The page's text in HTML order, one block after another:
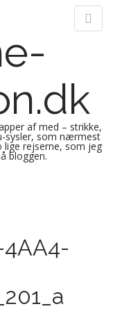
af med – strikke,
sysler, som nærmest
rejserne, som jeg
bloggen.
4AA4-